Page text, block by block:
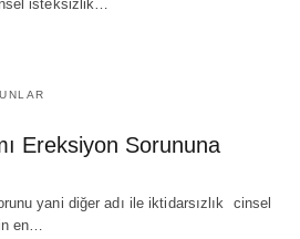
isteksizlik…
Ereksiyon Sorununa
yani diğer adı ile iktidarsızlık cinsel
en…